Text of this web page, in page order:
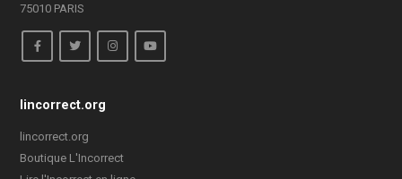
75010 PARIS
lincorrect.org
lincorrect.org
Boutique L'Incorrect